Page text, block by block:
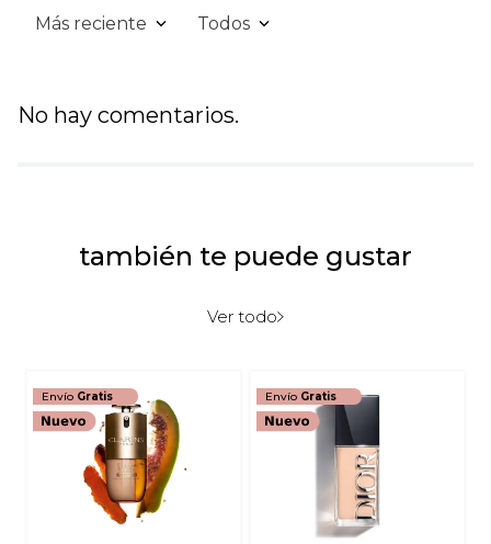
Más reciente Todos
No hay comentarios.
también te puede gustar
Ver todo
Envío Gratis Envío Gratis